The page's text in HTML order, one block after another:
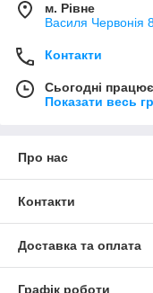
м. Рівне
Василя Червонія
Контакти
Сьогодні
Показати весь
Про нас
Контакти
Доставка та оплата
Графік роботи